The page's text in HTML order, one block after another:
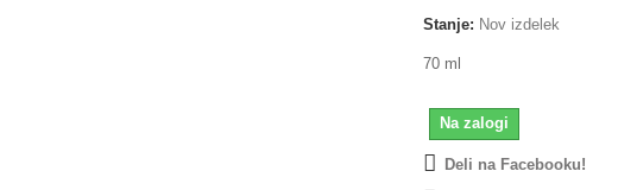
Stanje: Nov izdelek
70 ml
Na zalogi
Deli na Facebooku!